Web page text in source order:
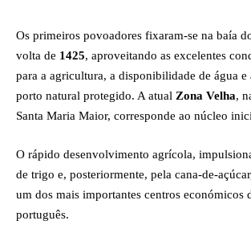
Os primeiros povoadores fixaram-se na baía
volta de 1425, aproveitando as excelentes
para a agricultura, a disponibilidade de água e
porto natural protegido. A atual Zona Velha,
Santa Maria Maior, corresponde ao núcleo
O rápido desenvolvimento agrícola,
de trigo e, posteriormente, pela cana-de-
um dos mais importantes centros económicos
português.